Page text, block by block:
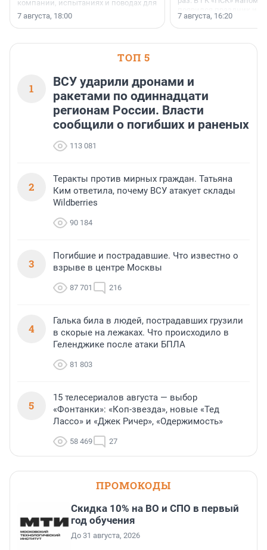
компании, испытаниях и поводах для
осторожного оптимизма.
7 августа, 18:00
поменялась роль
7 августа, 16:20
ТОП 5
1
ВСУ ударили дронами и
ракетами по одиннадцати
регионам России. Власти
сообщили о погибших и раненых
113 081
2
Теракты против мирных граждан. Татьяна
Ким ответила, почему ВСУ атакует склады
Wildberries
90 184
3
Погибшие и пострадавшие. Что известно о
взрыве в центре Москвы
87 701 216
4
Галька била в людей, пострадавших грузили
в скорые на лежаках. Что происходило в
Геленджике после атаки БПЛА
81 803
5
15 телесериалов августа — выбор
«Фонтанки»: «Коп-звезда», новые «Тед
Лассо» и «Джек Ричер», «Одержимость»
58 469 27
ПРОМОКОДЫ
Скидка 10% на ВО и СПО в первый
год обучения
До 31 августа, 2026